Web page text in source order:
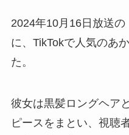
2024年10月16日放送の
に、TikTokで人気のあ
た。
彼女は黒髪ロングヘア
ピースをまとい、視聴